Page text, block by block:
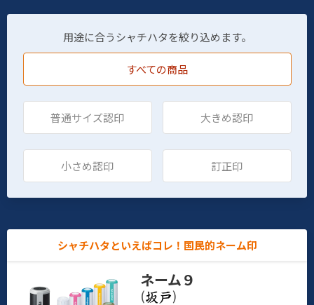
用途に合うシャチハタを絞り込めます。
すべての商品
普通サイズ認印 大きめ認印
小さめ認印 訂正印
シャチハタといえばコレ！国民的ネーム印
ネーム９
(
)